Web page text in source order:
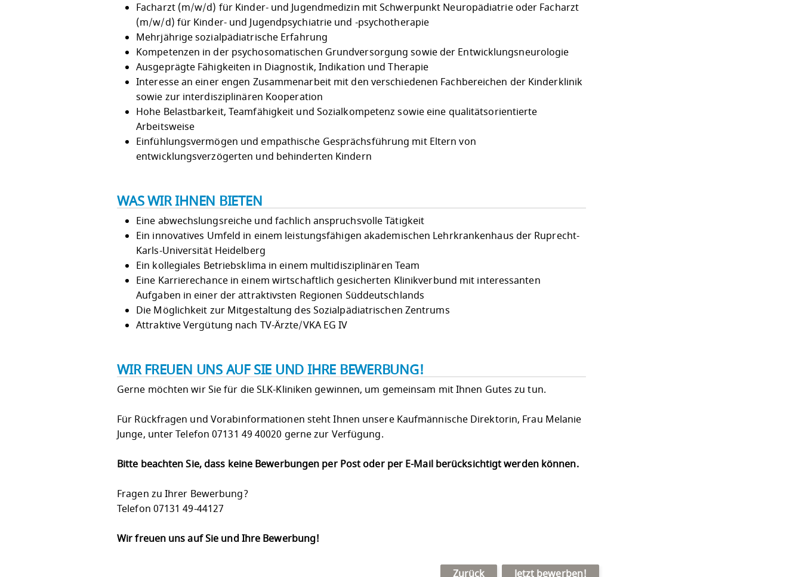
Facharzt (m/w/d) für Kinder- und Jugendmedizin mit Schwerpunkt Neuropädiatrie oder Facharzt
(m/w/d) für Kinder- und Jugendpsychiatrie und -psychotherapie
Mehrjährige sozialpädiatrische Erfahrung
Kompetenzen in der psychosomatischen Grundversorgung sowie der Entwicklungsneurologie
Ausgeprägte Fähigkeiten in Diagnostik, Indikation und Therapie
Interesse an einer engen Zusammenarbeit mit den verschiedenen Fachbereichen der Kinderklinik
sowie zur interdisziplinären Kooperation
Hohe Belastbarkeit, Teamfähigkeit und Sozialkompetenz sowie eine qualitätsorientierte
Arbeitsweise
Einfühlungsvermögen und empathische Gesprächsführung mit Eltern von
entwicklungsverzögerten und behinderten Kindern
WAS WIR IHNEN BIETEN
Eine abwechslungsreiche und fachlich anspruchsvolle Tätigkeit
Ein innovatives Umfeld in einem leistungsfähigen akademischen Lehrkrankenhaus der Ruprecht-
Karls-Universität Heidelberg
Ein kollegiales Betriebsklima in einem multidisziplinären Team
Eine Karrierechance in einem wirtschaftlich gesicherten Klinikverbund mit interessanten
Aufgaben in einer der attraktivsten Regionen Süddeutschlands
Die Möglichkeit zur Mitgestaltung des Sozialpädiatrischen Zentrums
Attraktive Vergütung nach TV-Ärzte/VKA EG IV
WIR FREUEN UNS AUF SIE UND IHRE BEWERBUNG!
Gerne möchten wir Sie für die SLK-Kliniken gewinnen, um gemeinsam mit Ihnen Gutes zu tun.
Für Rückfragen und Vorabinformationen steht Ihnen unsere Kaufmännische Direktorin, Frau Melanie
Junge, unter Telefon 07131 49 40020 gerne zur Verfügung.
Bitte beachten Sie, dass keine Bewerbungen per Post oder per E-Mail berücksichtigt werden können.
Fragen zu Ihrer Bewerbung?
Telefon 07131 49-44127
Wir freuen uns auf Sie und Ihre Bewerbung!
Zurück Jetzt bewerben!